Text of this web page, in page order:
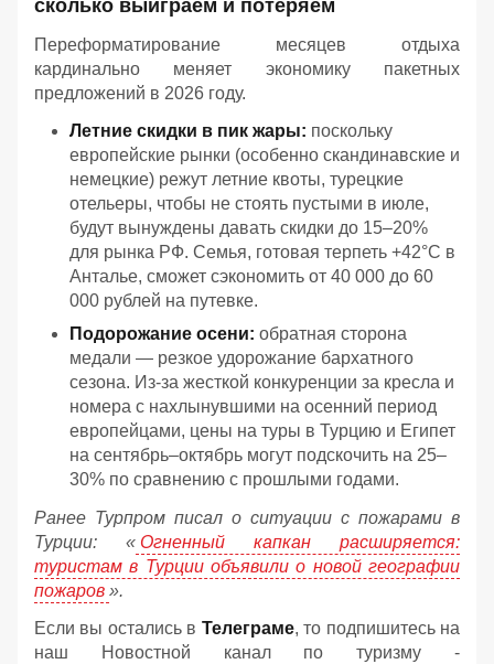
сколько выиграем и потеряем
Переформатирование месяцев отдыха
кардинально меняет экономику пакетных
предложений в 2026 году.
Летние скидки в пик жары: поскольку
европейские рынки (особенно скандинавские и
немецкие) режут летние квоты, турецкие
отельеры, чтобы не стоять пустыми в июле,
будут вынуждены давать скидки до 15–20%
для рынка РФ. Семья, готовая терпеть +42°C в
Анталье, сможет сэкономить от 40 000 до 60
000 рублей на путевке.
Подорожание осени: обратная сторона
медали — резкое удорожание бархатного
сезона. Из-за жесткой конкуренции за кресла и
номера с нахлынувшими на осенний период
европейцами, цены на туры в Турцию и Египет
на сентябрь–октябрь могут подскочить на 25–
30% по сравнению с прошлыми годами.
Ранее Турпром писал о ситуации с пожарами в
Турции: « Огненный капкан расширяется:
туристам в Турции объявили о новой географии
пожаров ».
Если вы остались в Телеграме, то подпишитесь на
наш Новостной канал по туризму -